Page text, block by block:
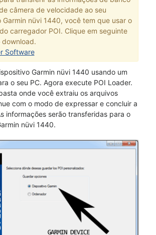
câmera de velocidade ao seu
Garmin nüvi 1440, você tem que usar o
carregador POI. Clique em seguinte
download.
Software
Garmin nüvi 1440 usando um
o seu PC. Agora execute POI Loader.
onde você extraiu os arquivos
com o modo de expressar e concluir a
informações serão transferidas para o
nüvi 1440.